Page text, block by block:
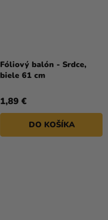
Fóliový balón - Srdce,
biele 61 cm
1,89 €
DO KOŠÍKA